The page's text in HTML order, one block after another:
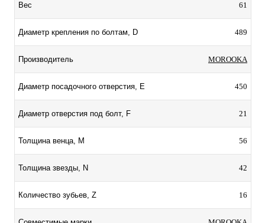
Вес 61
Диаметр крепления по болтам, D 489
Производитель MOROOKA
Диаметр посадочного отверстия, E 450
Диаметр отверстия под болт, F 21
Толщина венца, M 56
Толщина звезды, N 42
Количество зубьев, Z 16